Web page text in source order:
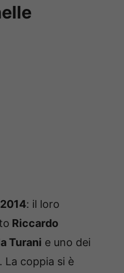
: il loro
Riccardo
Turani e uno dei
. La coppia si è